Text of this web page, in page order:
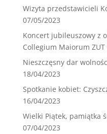
Wizyta przedstawicieli
07/05/2023
Koncert jubileuszowy z
Collegium Maiorum ZUT
Nieszczęsny dar
18/04/2023
Spotkanie kobiet:
16/04/2023
Wielki Piątek, pamiątka
07/04/2023